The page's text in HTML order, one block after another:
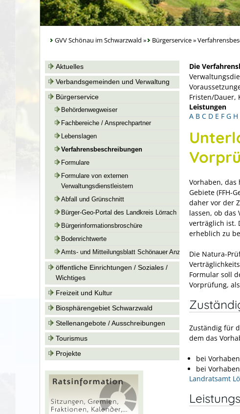
GVV Schönau im Schwarzwald » Bürgerservice»
Aktuelles
Verbandsgemeinden und Verwaltung
Bürgerservice
Behördenwegweiser
Fachbereiche / Ansprechpartner
Lebenslagen
Verfahrensbeschreibungen
Formulare
Formulare von externen
Verwaltungsdienstleistern
Abfall und Grünschnitt
Bürger-Geo-Portal des Landkreis Lörrach
Bürgerinformationsbroschüre
Bodenrichtwerte
Amts- und Mitteilungsblatt Schönauer Anzeiger
öffentliche Einrichtungen / Soziales /
Wichtiges
Freizeit und Kultur
Biosphärengebiet Schwarzwald
Stellenangebote / Ausschreibungen
Tourismus
Projekte
Die
Fristen/Dauer,
Leistungen
A B C D E F G H
Vorhaben, das
Gebiete (FFH-
daher vor der
lassen, ob das
verträglich ist.
erheblich zu
Die Natura-
Formular soll
Vorprüfung,
Zuständig für
dem das
bei
bei
Landratsamt